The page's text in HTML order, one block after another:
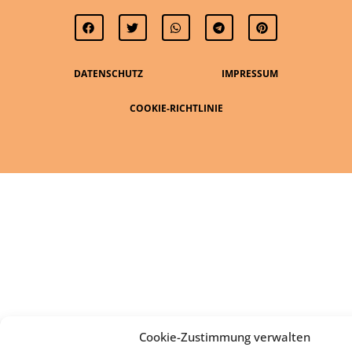
Cookie-Zustimmung verwalten
DATENSCHUTZ IMPRESSUM
COOKIE-RICHTLINIE